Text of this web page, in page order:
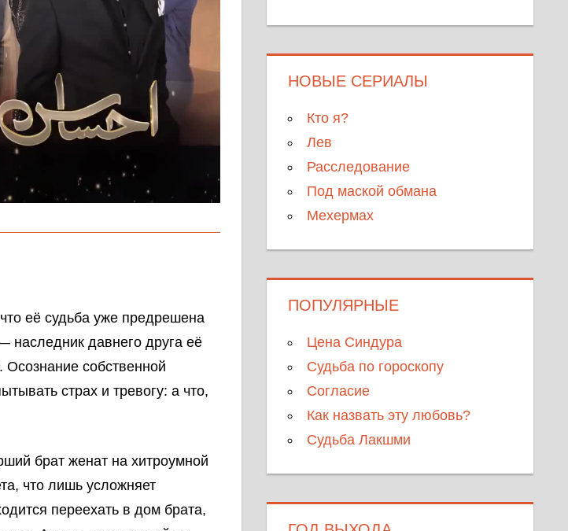
её судьба уже предрешена
наследник давнего друга её
собственной
страх и тревогу: а что,
брат женат на хитроумной
что лишь усложняет
переехать в дом брата,
НОВЫЕ СЕРИАЛЫ
Кто я?
Лев
Расследование
Под маской обмана
Мехермах
ПОПУЛЯРНЫЕ
Цена Синдура
Судьба по гороскопу
Согласие
Как назвать эту любовь?
Судьба Лакшми